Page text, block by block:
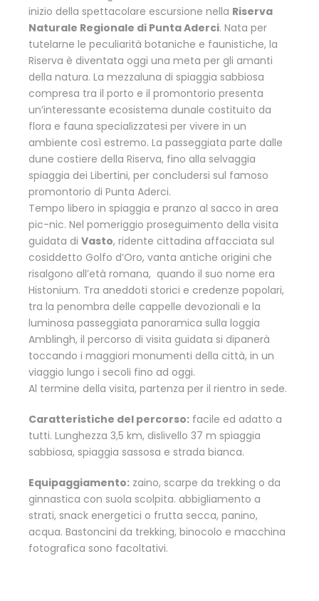
inizio della spettacolare escursione nella Riserva
Naturale Regionale di Punta Aderci. Nata per
tutelarne le peculiarità botaniche e faunistiche, la
Riserva è diventata oggi una meta per gli amanti
della natura. La mezzaluna di spiaggia sabbiosa
compresa tra il porto e il promontorio presenta
un’interessante ecosistema dunale costituito da
flora e fauna specializzatesi per vivere in un
ambiente così estremo. La passeggiata parte dalle
dune costiere della Riserva, fino alla selvaggia
spiaggia dei Libertini, per concludersi sul famoso
promontorio di Punta Aderci.
Tempo libero in spiaggia e pranzo al sacco in area
pic-nic. Nel pomeriggio proseguimento della visita
guidata di Vasto, ridente cittadina affacciata sul
cosiddetto Golfo d’Oro, vanta antiche origini che
risalgono all’età romana, quando il suo nome era
Histonium. Tra aneddoti storici e credenze popolari,
tra la penombra delle cappelle devozionali e la
luminosa passeggiata panoramica sulla loggia
Amblingh, il percorso di visita guidata si dipanerà
toccando i maggiori monumenti della città, in un
viaggio lungo i secoli fino ad oggi.
Al termine della visita, partenza per il rientro in sede.
Caratteristiche del percorso: facile ed adatto a
tutti. Lunghezza 3,5 km, dislivello 37 m spiaggia
sabbiosa, spiaggia sassosa e strada bianca.
Equipaggiamento: zaino, scarpe da trekking o da
ginnastica con suola scolpita. abbigliamento a
strati, snack energetici o frutta secca, panino,
acqua. Bastoncini da trekking, binocolo e macchina
fotografica sono facoltativi.